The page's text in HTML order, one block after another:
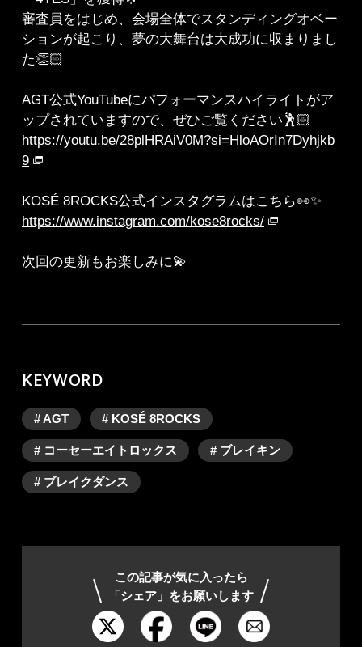
審査員をはじめ、会場全体でスタンディングオベー
ションが起こり、夢の大舞台は大成功に収まりまし
た👏🏻
AGT公式YouTubeにパフォーマンスハイライトがア
ップされていますので、ぜひご覧ください🕺🏻
https://youtu.be/28plHRAiV0M?si=HloAOrIn7Dyhjkb
9
KOSÉ 8ROCKS公式インスタグラムはこちら👀✨
https://www.instagram.com/kose8rocks/
次回の更新もお楽しみに💫
KEYWORD
# AGT # KOSÉ 8ROCKS
# コーセーエイトロックス # ブレイキン
# ブレイクダンス
この記事が気に入ったら
「シェア」をお願いします